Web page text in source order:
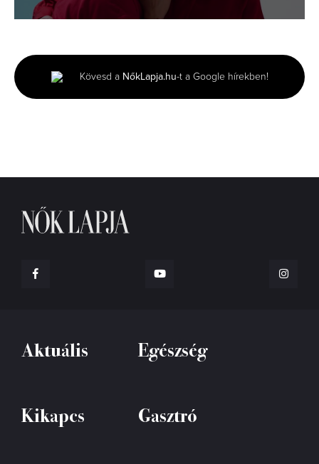
minutes,
2
seconds
Kövesd a NőkLapja.hu-t a Google hírekben!
Aktuális Egészség
Kikapcs Gasztró